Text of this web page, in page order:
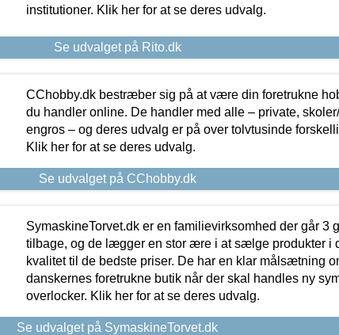
institutioner. Klik her for at se deres udvalg.
Se udvalget på Rito.dk
CChobby.dk bestræber sig på at være din foretrukne
du handler online. De handler med alle – private,
engros – og deres udvalg er på over tolvtusinde
Klik her for at se deres udvalg.
Se udvalget på CChobby.dk
SymaskineTorvet.dk er en familievirksomhed der går 3
tilbage, og de lægger en stor ære i at sælge produkter i
kvalitet til de bedste priser. De har en klar målsætning
danskernes foretrukne butik når der skal handles ny
overlocker. Klik her for at se deres udvalg.
Se udvalget på SymaskineTorvet.dk